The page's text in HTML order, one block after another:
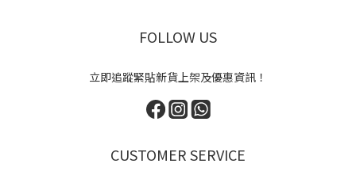
FOLLOW US
立即追蹤緊貼新貨上架及優惠資訊！
CUSTOMER SERVICE